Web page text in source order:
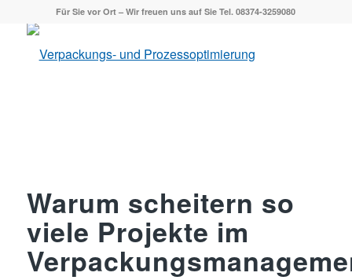
Für Sie vor Ort – Wir freuen uns auf Sie Tel. 08374-3259080
Warum scheitern so
viele Projekte im